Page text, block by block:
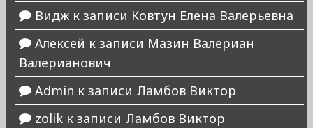
Виджк записи Ковтун Елена Валерьевна
Алексей к записи Мазин Валериан
Валерианович
Admin к записи Ламбов Виктор
zolikк записи Ламбов Виктор